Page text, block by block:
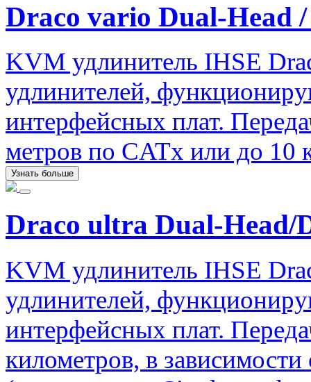
Draco vario Dual-Head
KVM удлинитель IHSE
удлинителей,
интерфейсных плат.
метров по CATx или до 10
Узнать больше
Draco ultra Dual-Head/
KVM удлинитель IHSE
удлинителей,
интерфейсных плат.
километров, в